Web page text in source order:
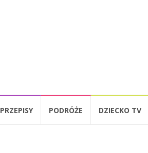
PRZEPISY PODRÓŻE DZIECKO TV